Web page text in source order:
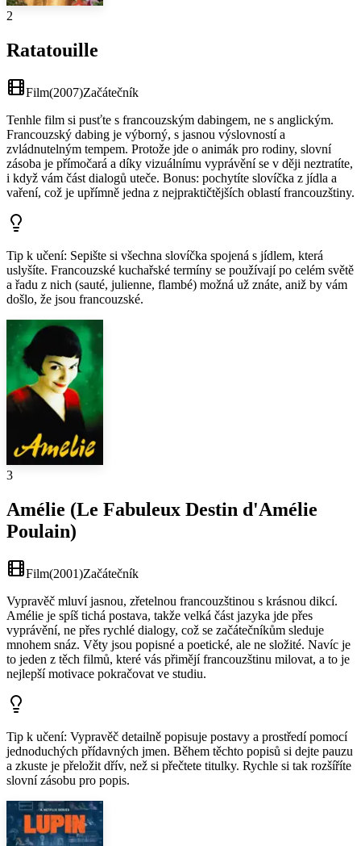
2
Ratatouille
Film(2007)Začátečník
Tenhle film si pusťte s francouzským dabingem, ne s anglickým.
Francouzský dabing je výborný, s jasnou výslovností a
zvládnutelným tempem. Protože jde o animák pro rodiny, slovní
zásoba je přímočará a díky vizuálnímu vyprávění se v ději neztratíte,
i když vám část dialogů uteče. Bonus: pochytíte slovíčka z jídla a
vaření, což je upřímně jedna z nejpraktičtějších oblastí francouzštiny.
Tip k učení: Sepište si všechna slovíčka spojená s jídlem, která
uslyšíte. Francouzské kuchařské termíny se používají po celém světě
a řadu z nich (sauté, julienne, flambé) možná už znáte, aniž by vám
došlo, že jsou francouzské.
3
Amélie (Le Fabuleux Destin d'Amélie
Poulain)
Film(2001)Začátečník
Vypravěč mluví jasnou, zřetelnou francouzštinou s krásnou dikcí.
Amélie je spíš tichá postava, takže velká část jazyka jde přes
vyprávění, ne přes rychlé dialogy, což se začátečníkům sleduje
mnohem snáz. Věty jsou popisné a poetické, ale ne složité. Navíc je
to jeden z těch filmů, které vás přimějí francouzštinu milovat, a to je
nejlepší motivace pokračovat ve studiu.
Tip k učení: Vypravěč detailně popisuje postavy a prostředí pomocí
jednoduchých přídavných jmen. Během těchto popisů si dejte pauzu
a zkuste je přeložit dřív, než si přečtete titulky. Rychle si tak rozšíříte
slovní zásobu pro popis.